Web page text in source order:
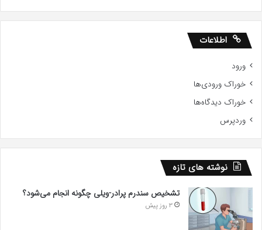
اطلاعات
ورود
خوراک ورودی‌ها
خوراک دیدگاه‌ها
وردپرس
نوشته های تازه
تشخیص سندرم پرادر-ویلی چگونه انجام می‌شود؟
3 روز پیش